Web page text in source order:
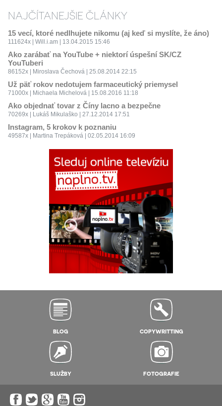
NAJČÍTANEJŠIE ČLÁNKY
15 vecí, ktoré nedlhujete nikomu (aj keď si myslíte, že áno)
111624x | Will.i.am | 13.04.2015 15:46
Ako zarábať na YouTube + niektorí úspešní SK/CZ
YouTuberi
86152x | Miroslava Čechová | 25.08.2014 22:15
Už päť rokov nedotujem farmaceutický priemysel
71000x | Michaela Michelová | 15.08.2016 11:18
Ako objednať tovar z Číny lacno a bezpečne
70269x | Lukáš Mikulaško | 27.12.2014 17:51
Instagram, 5 krokov k poznaniu
49587x | Martina Trepáková | 02.05.2014 16:09
BLOG COPYWRITTING
SLUŽBY FOTOGRAFIE